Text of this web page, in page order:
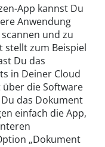
App kannst Du
Anwendung
und zu
stellt zum Beispiel
Du das
in Deiner Cloud
die Software
das Dokument
einfach die App,
„Dokument